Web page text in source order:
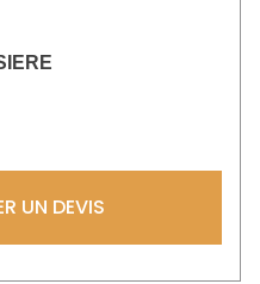
UN DEVIS